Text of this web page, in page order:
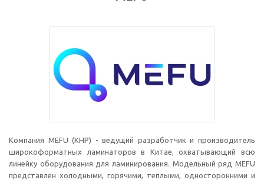
Компания MEFU (КНР) - ведущий разработчик и производитель
широкоформатных ламинаторов в Китае, охватывающий всю
линейку оборудования для ламинирования. Модельный ряд MEFU
представлен холодными, горячими, теплыми, односторонними и